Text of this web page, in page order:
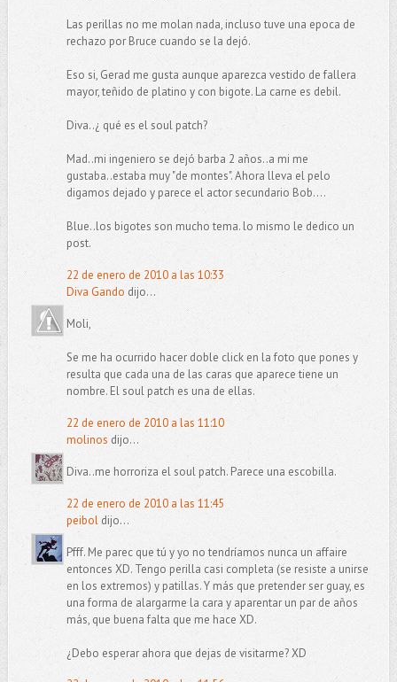
Las perillas no me molan nada, incluso tuve una epoca de
rechazo por Bruce cuando se la dejó.
Eso si, Gerad me gusta aunque aparezca vestido de fallera
mayor, teñido de platino y con bigote. La carne es debil.
Diva..¿ qué es el soul patch?
Mad..mi ingeniero se dejó barba 2 años..a mi me
gustaba..estaba muy "de montes". Ahora lleva el pelo
digamos dejado y parece el actor secundario Bob....
Blue..los bigotes son mucho tema. lo mismo le dedico un
post.
22 de enero de 2010 a las 10:33
Diva Gando dijo...
Moli,
Se me ha ocurrido hacer doble click en la foto que pones y
resulta que cada una de las caras que aparece tiene un
nombre. El soul patch es una de ellas.
22 de enero de 2010 a las 11:10
molinos dijo...
Diva..me horroriza el soul patch. Parece una escobilla.
22 de enero de 2010 a las 11:45
peiboldijo...
Pfff. Me parec que tú y yo no tendríamos nunca un affaire
entonces XD. Tengo perilla casi completa (se resiste a unirse
en los extremos) y patillas. Y más que pretender ser guay, es
una forma de alargarme la cara y aparentar un par de años
más, que buena falta que me hace XD.
¿Debo esperar ahora que dejas de visitarme? XD